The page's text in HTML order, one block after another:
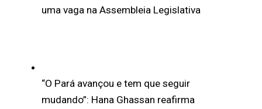
uma vaga na Assembleia Legislativa
“O Pará avançou e tem que seguir
mudando”: Hana Ghassan reafirma